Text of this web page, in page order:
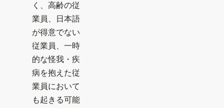
く、高齢の従
業員、日本語
が得意でない
従業員、一時
的な怪我・疾
病を抱えた従
業員において
も起きる可能